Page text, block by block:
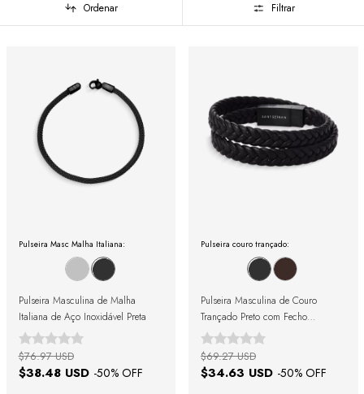
Ordenar Filtrar
Pulseira Masc Malha Italiana:
Pulseira Masculina de Malha
Italiana de Aço Inoxidável Preta
$38.48 USD -50% OFF
$76.97 USD
Pulseira couro trançado:
Pulseira Masculina de Couro
Trançado Preto com Fecho
Magnético
$34.63 USD -50% OFF
$69.27 USD